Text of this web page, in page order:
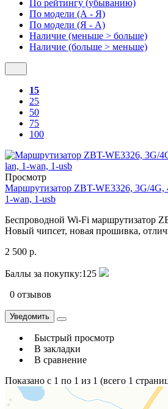
По рейтингу (убыванию)
По модели (А - Я)
По модели (Я - А)
Наличие (меньше > больше)
Наличие (больше > меньше)
15
25
50
75
100
Просмотр
Маршрутизатор ZBT-WE3326, 3G/4G,
1-wan, 1-usb
Беспроводной Wi-Fi маршрутизатор
Новый чипсет, новая прошивка,
2 500 р.
Баллы за покупку:125
0 отзывов
Уведомить
Быстрый просмотр
В закладки
В сравнение
Показано с 1 по 1 из 1 (всего 1